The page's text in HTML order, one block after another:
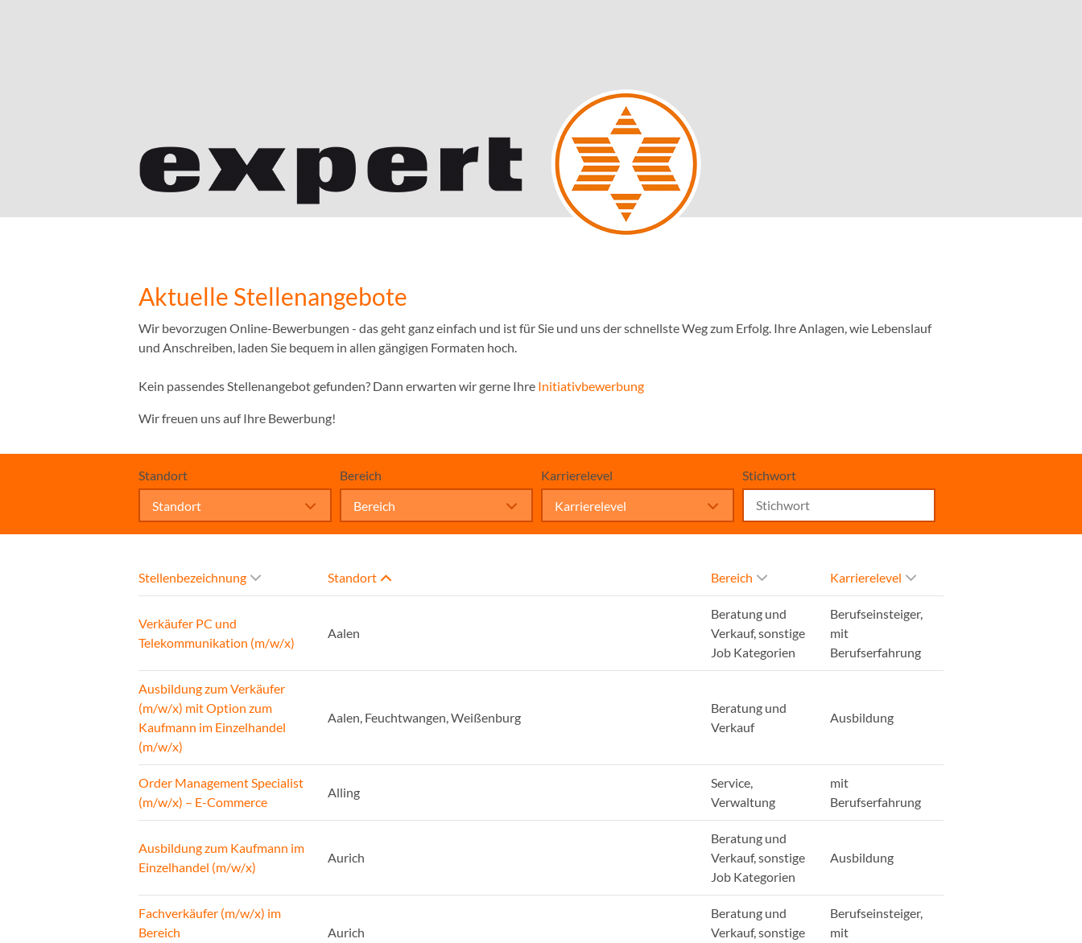
Aktuelle Stellenangebote
Wir bevorzugen Online-Bewerbungen - das geht ganz einfach und ist für Sie und uns der schnellste Weg zum Erfolg. Ihre Anlagen, wie Lebenslauf
und Anschreiben, laden Sie bequem in allen gängigen Formaten hoch.
Kein passendes Stellenangebot gefunden? Dann erwarten wir gerne Ihre Initiativbewerbung
Wir freuen uns auf Ihre Bewerbung!
Standort
Standort
Bereich
Bereich
Karrierelevel
Karrierelevel
Stichwort
Stellenbezeichnung Standort Bereich Karrierelevel
Verkäufer PC und
Telekommunikation (m/w/x)
Aalen
Beratung und
Verkauf, sonstige
Job Kategorien
Berufseinsteiger,
mit
Berufserfahrung
Ausbildung zum Verkäufer
(m/w/x) mit Option zum
Kaufmann im Einzelhandel
(m/w/x)
Aalen, Feuchtwangen, Weißenburg
Beratung und
Verkauf
Ausbildung
Order Management Specialist
(m/w/x) – E-Commerce
Alling
Service,
Verwaltung
mit
Berufserfahrung
Ausbildung zum Kaufmann im
Einzelhandel (m/w/x)
Aurich
Beratung und
Verkauf, sonstige
Job Kategorien
Ausbildung
Fachverkäufer (m/w/x) im
Bereich
Aurich
Beratung und
Verkauf, sonstige
Berufseinsteiger,
mit